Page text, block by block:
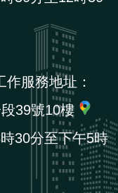
服務地址：
39號10樓
30分至下午5時